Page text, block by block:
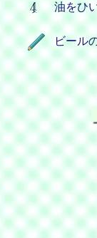
油をひ
ビール